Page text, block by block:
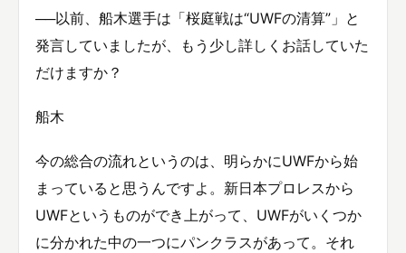
──以前、船木選手は「桜庭戦は“UWFの清算”」と
発言していましたが、もう少し詳しくお話していた
だけますか？
船木
今の総合の流れというのは、明らかにUWFから始
まっていると思うんですよ。新日本プロレスから
UWFというものができ上がって、UWFがいくつか
に分かれた中の一つにパンクラスがあって。それ